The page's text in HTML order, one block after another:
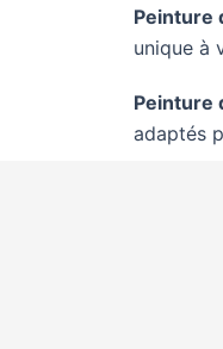
Peinture
unique à
Peinture
adaptés